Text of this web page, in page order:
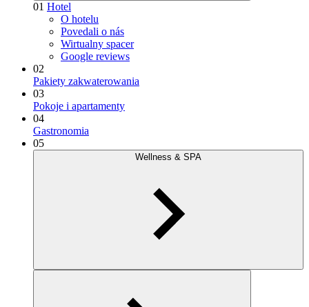
01 Hotel
O hotelu
Povedali o nás
Wirtualny spacer
Google reviews
02
Pakiety zakwaterowania
03
Pokoje i apartamenty
04
Gastronomia
05
Wellness & SPA